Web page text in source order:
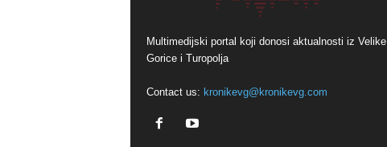
Multimedijski portal koji donosi aktualnosti iz Velike
Gorice i Turopolja
Contact us: kronikevg@kronikevg.com